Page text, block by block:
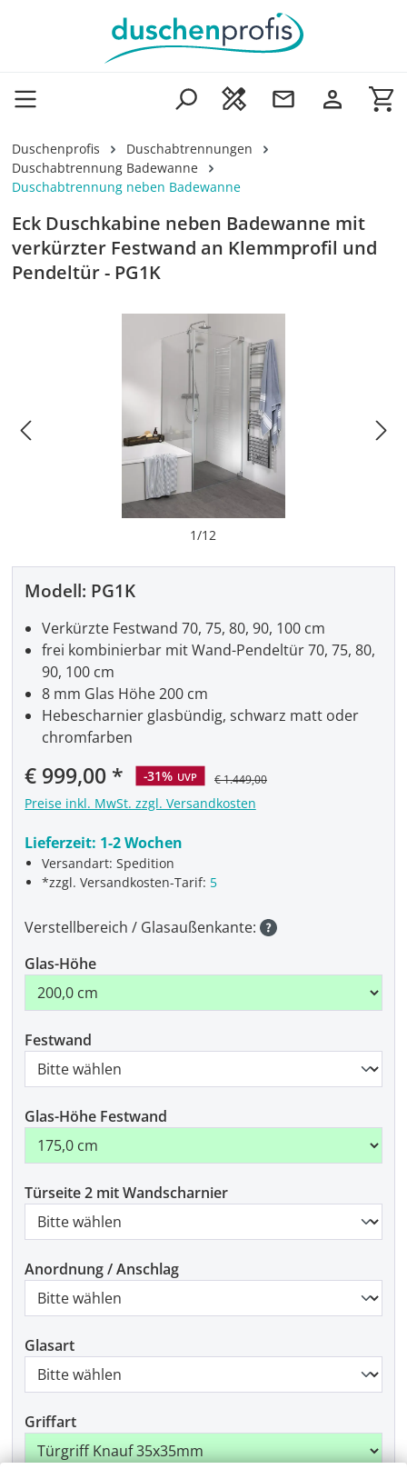
Zum Hauptinhalt springen
Duschenprofis
Duschabtrennungen
Duschabtrennung Badewanne
Duschabtrennung neben Badewanne
Eck Duschkabine neben Badewanne mit
verkürzter Festwand an Klemmprofil und
Pendeltür - PG1K
Bildergalerie überspringen
1/12
Modell: PG1K
Verkaufspreis:
€ 999,00 -31% UVP € 1.449,00
Preise inkl. MwSt. zzgl. Versandkosten
Lieferzeit: 1-2 Wochen
Versandart: Spedition
*zzgl. Versandkosten-Tarif: 5
Verkürzte Festwand 70, 75, 80, 90, 100 cm
frei kombinierbar mit Wand-Pendeltür 70, 75, 80,
90, 100 cm
8 mm Glas Höhe 200 cm
Hebescharnier glasbündig, schwarz matt oder
chromfarben
Verstellbereich / Glasaußenkante:
Glas-Höhe
Festwand
Glas-Höhe Festwand
Türseite 2 mit Wandscharnier
Anordnung / Anschlag
Glasart
Griffart